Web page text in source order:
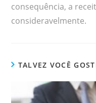
consequência, a
consideravelmente.
TALVEZ VOCÊ